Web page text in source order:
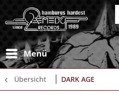
Menü
Übersicht DARK AGE